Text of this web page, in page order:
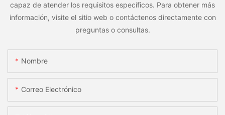
capaz de atender los requisitos específicos. Para obtener más
información, visite el sitio web o contáctenos directamente con
preguntas o consultas.
Nombre
Correo Electrónico